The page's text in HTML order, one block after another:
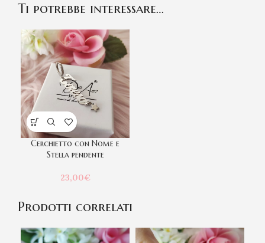
Ti potrebbe interessare…
Cerchietto con Nome e
Stella pendente
23,00€
Prodotti correlati